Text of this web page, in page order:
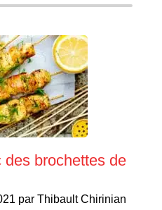
des brochettes de
par Thibault Chirinian